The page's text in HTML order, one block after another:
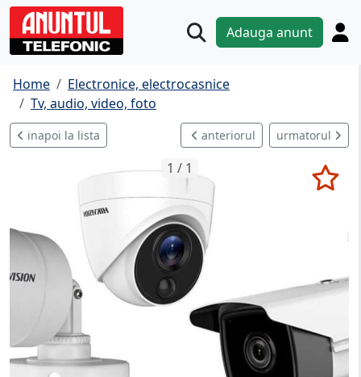
Adauga anunt
Home
Electronice, electrocasnice
Tv, audio, video, foto
inapoi la lista anteriorul urmatorul
1 / 1